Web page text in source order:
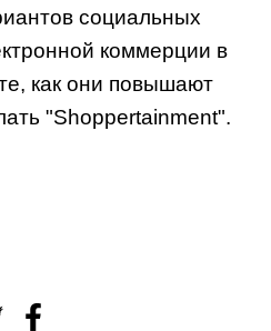
социальных
коммерции в
как они повышают
"Shoppertainment".